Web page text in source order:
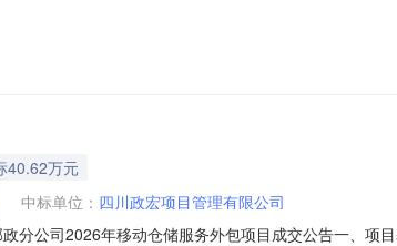
年10万元以下工程建设项目结算审计服务项目；（二
40.62万元
中标单位： 四川政宏项目管理有限公司
分公司2026年移动仓储服务外包项目成交公告一、项